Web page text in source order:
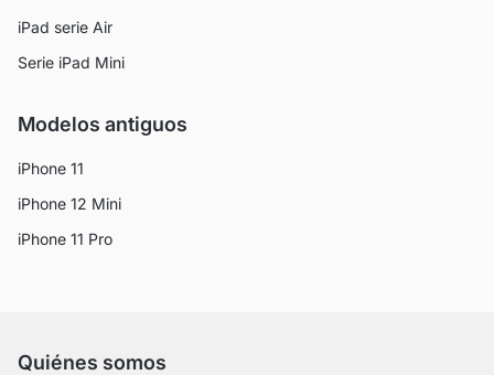
iPad serie Air
Serie iPad Mini
Modelos antiguos
iPhone 11
iPhone 12 Mini
iPhone 11 Pro
Quiénes somos